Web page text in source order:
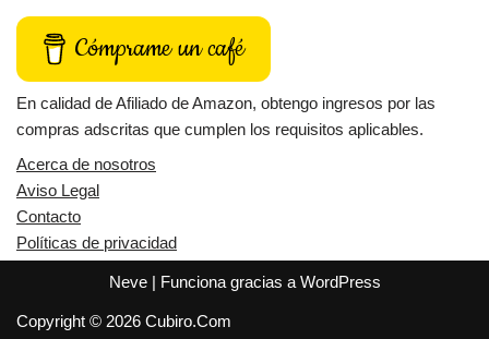
Cómprame un café
En calidad de Afiliado de Amazon, obtengo ingresos por las
compras adscritas que cumplen los requisitos aplicables.
Acerca de nosotros
Aviso Legal
Contacto
Políticas de privacidad
Neve| Funciona gracias a WordPress
Copyright © 2026 Cubiro.Com